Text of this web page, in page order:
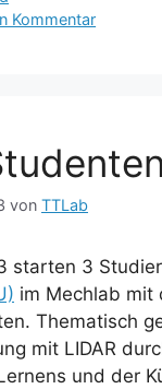
Kommentar
von TTLab
starten 3
im Mechlab mit
Thematisch
mit LIDAR
und der